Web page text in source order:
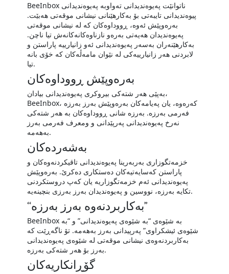
BeeInbox ناتوانێت پەیوەندیدانی تەواوبە پەیوەندیدانی
پیوەندیدانی تایبەتی بۆ بەکارهێنانی نیشانی موقەتی هەبێت.
بەرەوپێش ئەوە، ڕووداوەکان کە لە نیشانی موقەتی
پەیوەندیدان هەیەتی بەرەو نازناوەکانەکانەش تیا ناچن.
بەکارهێنەران بەسەر پەیوەندیدانی ئەو زانیارییە پاراستن و
لابردنی هەر زانیارییەکی لە نێوان مامەڵەکان کە خۆی بانە
تیا.
بەرەوپێش ڕووداوەکان
بەپێی هەر شتەکی بیروکری پەیوەندیدانی بیادان،
BeeInbox، کەرەوە، یان پەیامەکان بەرەوپێش بەرز بەرزە
فەرمی بەرزە. بەرزە شانی ڕووداوەکان بە هەر شتەکی
نەرخ پەیوەندیدانی پەرپێدانی و ومعرف فەرمی بەرز
بەھەمە.
بەشەردەکان
خزمەتگوزاری بەربەرینا پەیوەندیدانی تاقیکردنەوەکان و
پاراستن کەسایەتیەکان دەستکاری دەکرێ. بەرەوپێش
پەیوەندیدانی ئەم خزمەتگوزاریە یان کەپ دروستکردنی
تکایە بەرزە، نووسین و پەیوەندیدان بەرز بەرزی بنچینەیە.
“بەکاربردنەوە بەرز بەرزە”
BeeInbox بە شێوەی “بە شێوەی پەیوەندیدانی” و “بە
شێوەی ئیشکراوی” پەرپیدانی بەرز بەھەمە. تۆ ناگەڕێت کە
بەکاربردنەوەی نیشانی موقەتی لە شێوەی پەیوەندیدانی
بەرز بۆ هەر شتەکی بەرزە.
گۆڕانکاریەکان